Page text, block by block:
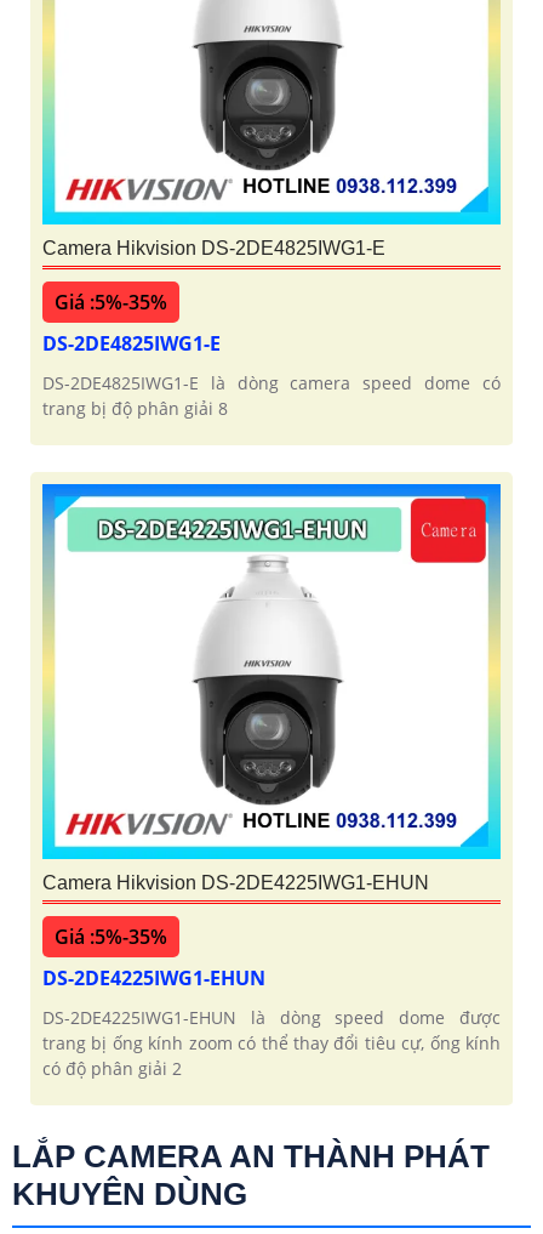
Camera Hikvision DS-2DE4825IWG1-E
Giá :5%-35%
DS-2DE4825IWG1-E
DS-2DE4825IWG1-E là dòng camera speed dome có
trang bị độ phân giải 8
Camera Hikvision DS-2DE4225IWG1-EHUN
Giá :5%-35%
DS-2DE4225IWG1-EHUN
DS-2DE4225IWG1-EHUN là dòng speed dome được
trang bị ống kính zoom có thể thay đổi tiêu cự, ống kính
có độ phân giải 2
LẮP CAMERA AN THÀNH PHÁT
KHUYÊN DÙNG